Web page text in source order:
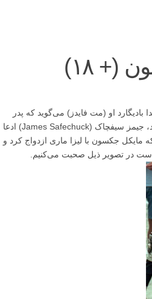
(+ ۱۸)
او (مت فایدز) می‌گوید که پدر
فرزندان اوست و سپس حمل کننده‌ی چتر، ادعای همسری او را می‌کند. درست خوانید، جیمز سیفچاک (James Safechuck) ادعا
مایکل جکسون با لیزا ماری ازدواج کرد و
در تصویر ذیل صحبت می‌کنیم.